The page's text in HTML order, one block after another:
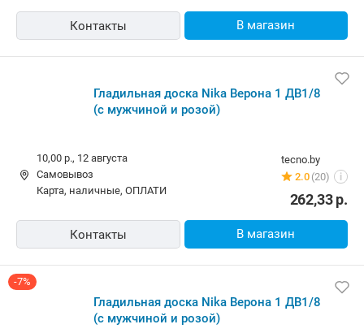
Контакты В магазин
Гладильная доска Nika Верона 1 ДВ1/8
(с мужчиной и розой)
tecno.by
2.0 (20) i
10,00 р., 12 августа
Самовывоз
карта, наличные, ОПЛАТИ
262,33р.
Контакты В магазин
-7%
Гладильная доска Nika Верона 1 ДВ1/8
(с мужчиной и розой)